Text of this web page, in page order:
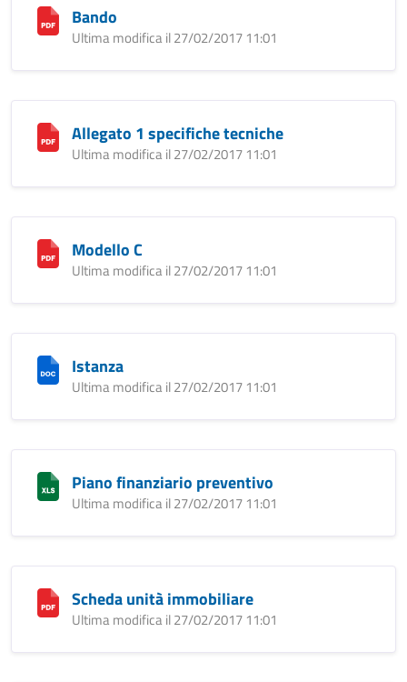
Bando
Ultima modifica il 27/02/2017 11:01
Allegato 1 specifiche tecniche
Ultima modifica il 27/02/2017 11:01
Modello C
Ultima modifica il 27/02/2017 11:01
Istanza
Ultima modifica il 27/02/2017 11:01
Piano finanziario preventivo
Ultima modifica il 27/02/2017 11:01
Scheda unità immobiliare
Ultima modifica il 27/02/2017 11:01